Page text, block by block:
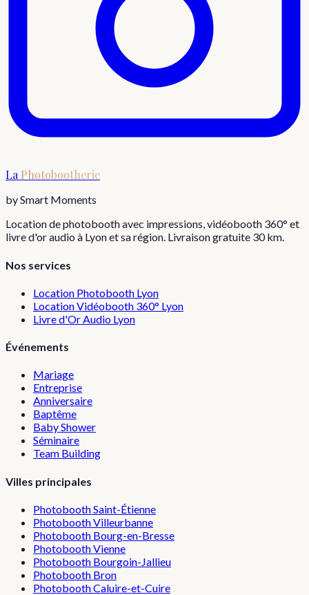
LaPhotobootherie
by Smart Moments
Location de photobooth avec impressions, vidéobooth 360° et
livre d'or audio à Lyon et sa région. Livraison gratuite 30 km.
Nos services
Location Photobooth Lyon
Location Vidéobooth 360° Lyon
Livre d'Or Audio Lyon
Événements
Mariage
Entreprise
Anniversaire
Baptême
Baby Shower
Séminaire
Team Building
Villes principales
PhotoboothSaint-Étienne
PhotoboothVilleurbanne
Photobooth Bourg-en-Bresse
PhotoboothVienne
Photobooth Bourgoin-Jallieu
Photobooth Bron
PhotoboothCaluire-et-Cuire